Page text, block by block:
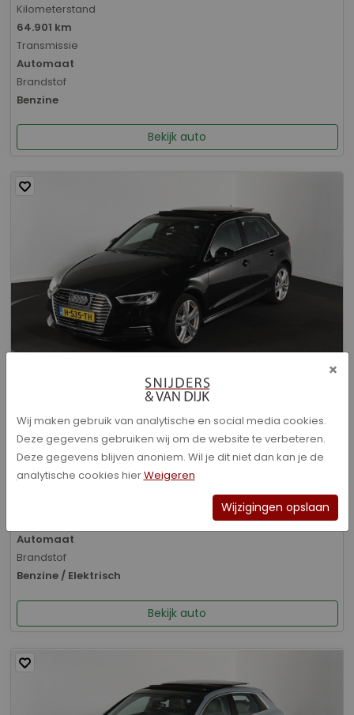
Kilometerstand
64.901 km
Transmissie
Automaat
Brandstof
Benzine
Bekijk auto
Audi A3 - Sportback 40 e-tron Advance Sport
Bouwjaar
05-2020
Kilometerstand
Automaat
Brandstof
Benzine / Elektrisch
Bekijk auto
×
Wij maken gebruik van analytische en social media cookies.
Deze gegevens gebruiken wij om de website te verbeteren.
Deze gegevens blijven anoniem. Wil je dit niet dan kan je de
analytische cookies hierWeigeren
Wijzigingen opslaan